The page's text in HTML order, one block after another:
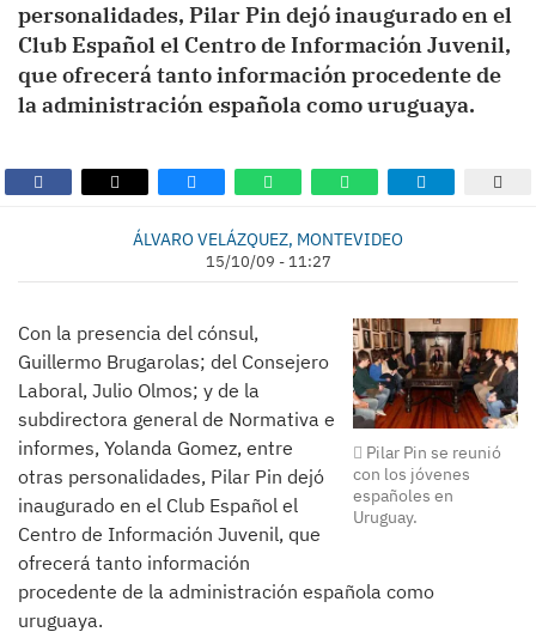
personalidades, Pilar Pin dejó inaugurado en el
Club Español el Centro de Información Juvenil,
que ofrecerá tanto información procedente de
la administración española como uruguaya.
ÁLVARO VELÁZQUEZ, MONTEVIDEO
15/10/09 - 11:27
Pilar Pin se reunió
con los jóvenes
españoles en
Uruguay.
Con la presencia del cónsul,
Guillermo Brugarolas; del Consejero
Laboral, Julio Olmos; y de la
subdirectora general de Normativa e
informes, Yolanda Gomez, entre
otras personalidades, Pilar Pin dejó
inaugurado en el Club Español el
Centro de Información Juvenil, que
ofrecerá tanto información
procedente de la administración española como
uruguaya.